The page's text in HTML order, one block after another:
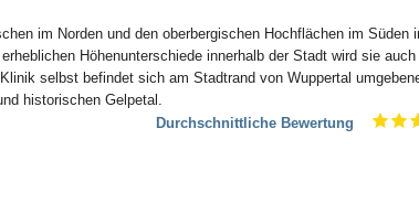
im Norden und den oberbergischen Hochflächen im Süden
Höhenunterschiede innerhalb der Stadt wird sie auch
selbst befindet sich am Stadtrand von Wuppertal
historischen Gelpetal.
Durchschnittliche Bewertung